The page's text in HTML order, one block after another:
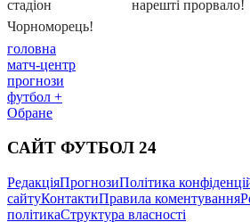
головна
матч-центр
прогнози
футбол +
Обране
САЙТ ФУТБОЛ 24
РедакціяПрогнозиПолітика
сайтуКонтактиПравила коментування
політикаСтруктура власності